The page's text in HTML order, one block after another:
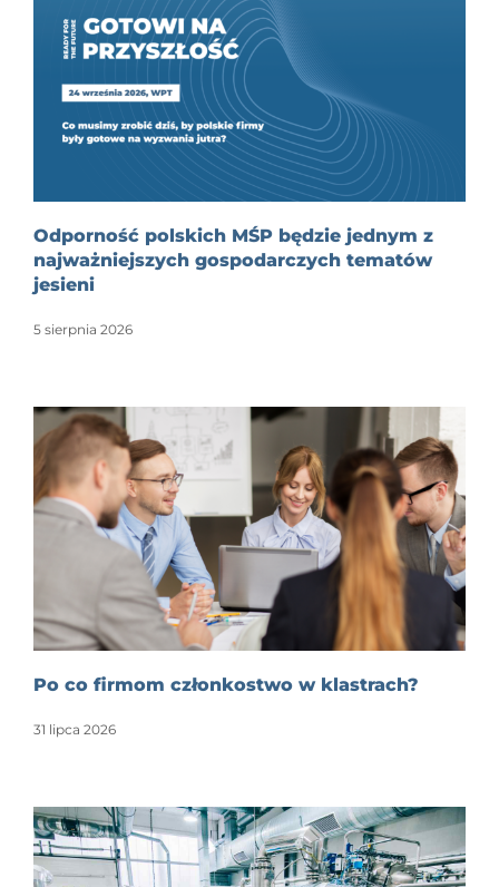
Odporność polskich MŚP będzie jednym z
najważniejszych gospodarczych tematów
jesieni
5 sierpnia 2026
Po co firmom członkostwo w klastrach?
31 lipca 2026